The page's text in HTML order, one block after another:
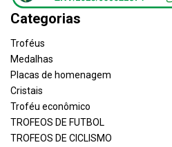
Categorias
Troféus
Medalhas
Placas de homenagem
Cristais
Troféu econômico
TROFEOS DE FUTBOL
TROFEOS DE CICLISMO